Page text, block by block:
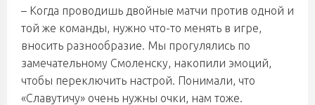
– Когда проводишь двойные матчи против одной и
той же команды, нужно что-то менять в игре,
вносить разнообразие. Мы прогулялись по
замечательному Смоленску, накопили эмоций,
чтобы переключить настрой. Понимали, что
«Славутичу» очень нужны очки, нам тоже.